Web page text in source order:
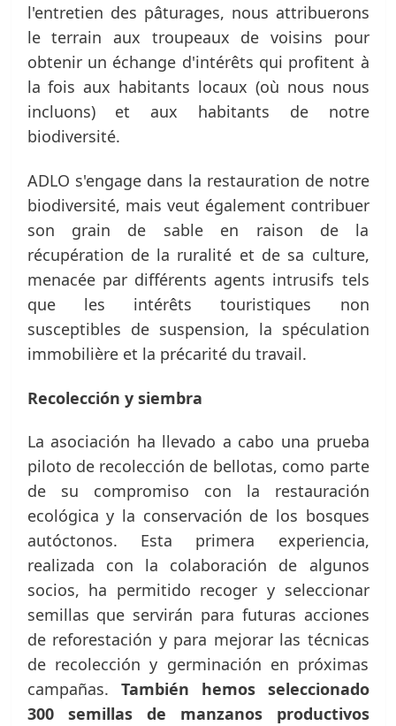
l'entretien des pâturages, nous attribuerons
le terrain aux troupeaux de voisins pour
obtenir un échange d'intérêts qui profitent à
la fois aux habitants locaux (où nous nous
incluons) et aux habitants de notre
biodiversité.
ADLO s'engage dans la restauration de notre
biodiversité, mais veut également contribuer
son grain de sable en raison de la
récupération de la ruralité et de sa culture,
menacée par différents agents intrusifs tels
que les intérêts touristiques non
susceptibles de suspension, la spéculation
immobilière et la précarité du travail.
Recolección y siembra
La asociación ha llevado a cabo una prueba
piloto de recolección de bellotas, como parte
de su compromiso con la restauración
ecológica y la conservación de los bosques
autóctonos. Esta primera experiencia,
realizada con la colaboración de algunos
socios, ha permitido recoger y seleccionar
semillas que servirán para futuras acciones
de reforestación y para mejorar las técnicas
de recolección y germinación en próximas
campañas.
También hemos seleccionado
300 semillas de manzanos productivos